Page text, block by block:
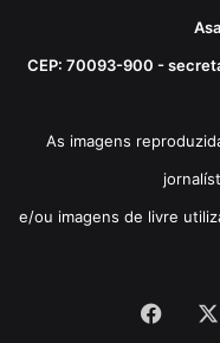
CEP: 70093-900 -
As imagens
e/ou imagens de livre